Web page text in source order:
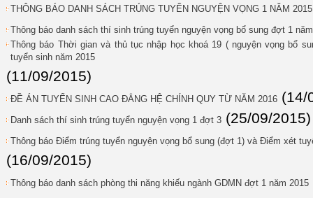
THÔNG BÁO DANH SÁCH TRÚNG TUYỂN NGUYỆN VỌNG 1 NĂM 2015
Thông báo danh sách thí sinh trúng tuyển nguyện vọng bổ sung đợt 1
Thông báo Thời gian và thủ tục nhập học khoá 19 ( nguyện vọng bổ
tuyển sinh năm 2015
(11/09/2015)
ĐỀ ÁN TUYỂN SINH CAO ĐẲNG HỆ CHÍNH QUY TỪ NĂM 2016 (14/
Danh sách thí sinh trúng tuyển nguyện vọng 1 đợt 3 (25/09/2015)
Thông báo Điểm trúng tuyển nguyện vọng bổ sung (đợt 1) và Điểm xét
(16/09/2015)
Thông báo danh sách phòng thi năng khiếu ngành GDMN đợt 1 năm 2015